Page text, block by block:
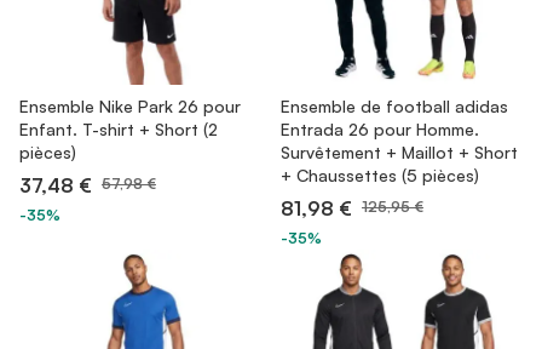
Ensemble Nike Park 26 pour
Enfant. T-shirt + Short (2
pièces)
37,48 € 57,98 €
-35%
Ensemble de football adidas
Entrada 26 pour Homme.
Survêtement + Maillot + Short
+ Chaussettes (5 pièces)
81,98 € 125,95 €
-35%